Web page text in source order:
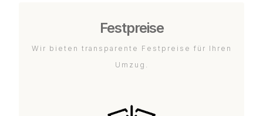
Festpreise
Wir bieten transparente Festpreise für Ihren
Umzug.